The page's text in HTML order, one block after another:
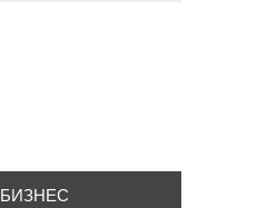
БИЗНЕС